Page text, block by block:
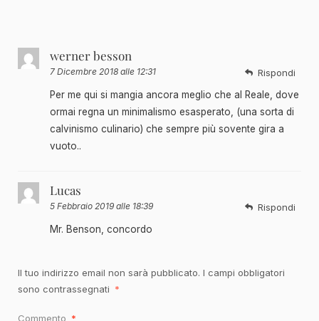
werner besson
7 Dicembre 2018 alle 12:31
Per me qui si mangia ancora meglio che al Reale, dove
ormai regna un minimalismo esasperato, (una sorta di
calvinismo culinario) che sempre più sovente gira a
vuoto..
Rispondi
Lucas
5 Febbraio 2019 alle 18:39
Mr. Benson, concordo
Rispondi
Il tuo indirizzo email non sarà pubblicato. I campi obbligatori
sono contrassegnati *
Commento *